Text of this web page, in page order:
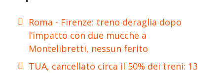
Roma - Firenze: treno deraglia dopo
l’impatto con due mucche a
Montelibretti, nessun ferito
TUA, cancellato circa il 50% dei treni: 13